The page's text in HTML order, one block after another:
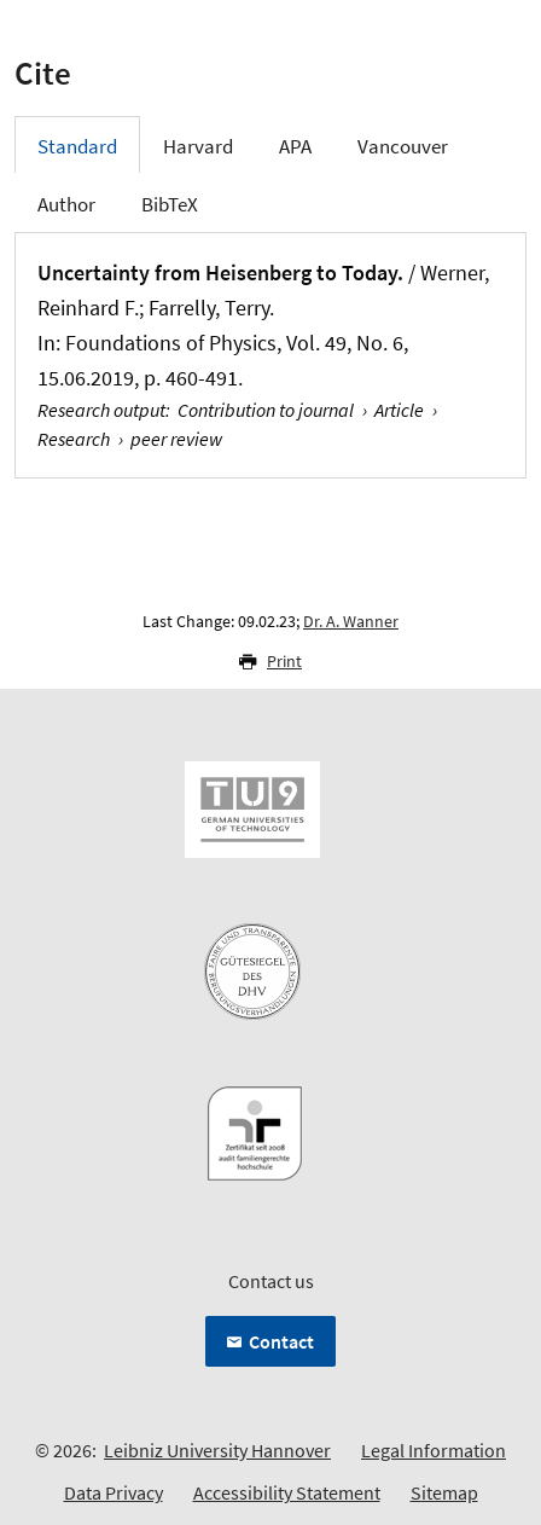
Cite
Standard Harvard APA Vancouver
Author BibTeX
Uncertainty from Heisenberg to Today. /Werner,
Reinhard F.; Farrelly, Terry.
In: Foundations of Physics, Vol. 49, No. 6,
15.06.2019, p. 460-491.
Research output: Contribution to journal › Article ›
Research › peer review
Last Change: 09.02.23; Dr. A. Wanner
Print
Contact us
Contact
© 2026: Leibniz University Hannover
Legal Information
Data Privacy
Accessibility Statement Sitemap